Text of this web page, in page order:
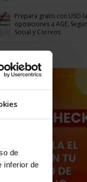
de
inferior de
Prepara gratis con USO
oposiciones a AGE,
Social y Correos